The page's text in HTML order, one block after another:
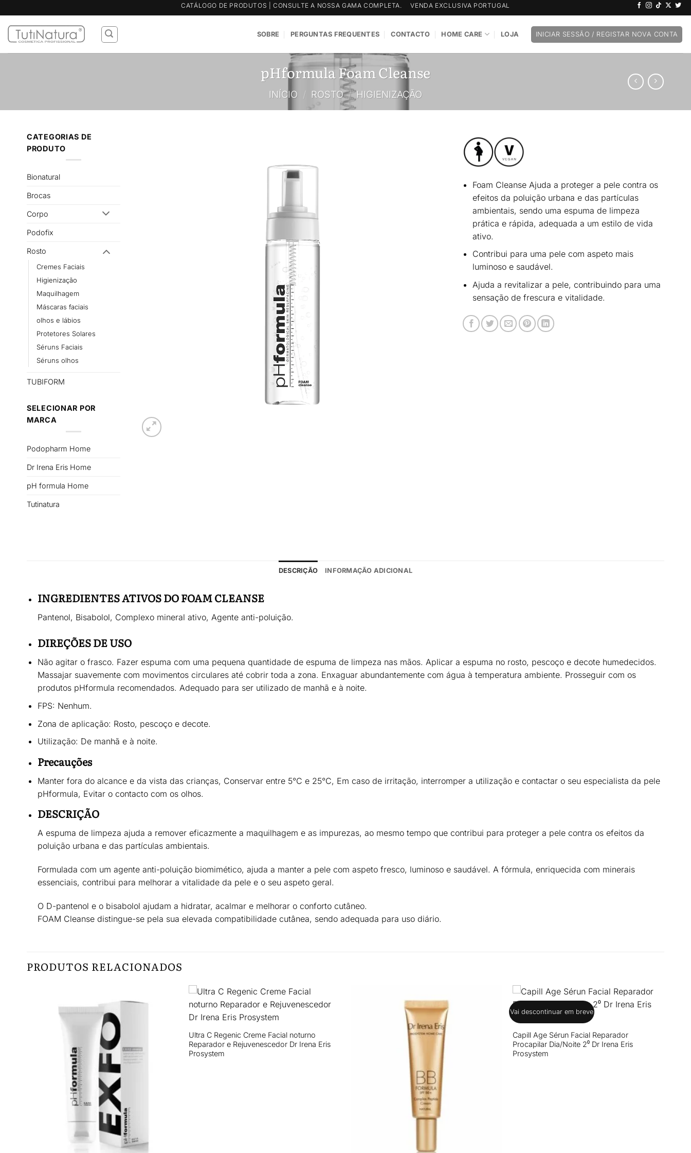
to
content
CATÁLOGO DE PRODUTOS | CONSULTE A NOSSA GAMA COMPLETA. VENDA EXCLUSIVA PORTUGAL
SOBRE PERGUNTAS FREQUENTES CONTACTO HOME CARE LOJA INICIAR SESSÃO / REGISTAR NOVA CONTA
pHformula Foam Cleanse
INÍCIO / ROSTO / HIGIENIZAÇÃO
CATEGORIAS DE
PRODUTO
Bionatural
Brocas
Corpo
Podofix
Rosto
Cremes Faciais
Higienização
Maquilhagem
Máscaras faciais
olhos e lábios
Protetores Solares
Séruns Faciais
Séruns olhos
TUBIFORM
SELECIONAR POR
MARCA
Podopharm Home
Dr Irena Eris Home
pH formula Home
Tutinatura
Foam Cleanse Ajuda a proteger a pele contra os
efeitos da poluição urbana e das partículas
ambientais, sendo uma espuma de limpeza
prática e rápida, adequada a um estilo de vida
ativo.
Contribui para uma pele comaspeto mais
luminoso e saudável.
Ajuda a revitalizar a pele, contribuindo para uma
sensação de frescura e vitalidade.
DESCRIÇÃO INFORMAÇÃO ADICIONAL
INGREDIENTES ATIVOS DO FOAM CLEANSE
Pantenol, Bisabolol, Complexo mineral ativo, Agente anti-poluição.
DIREÇÕES DE USO
Não agitar o frasco. Fazer espuma com uma pequena quantidade de espuma de limpeza nas mãos. Aplicar a espuma no rosto, pescoço e decote humedecidos.
Massajar suavemente com movimentos circulares até cobrir toda a zona. Enxaguar abundantemente com água à temperatura ambiente. Prosseguir com os
produtos pHformula recomendados. Adequado para ser utilizado de manhã e à noite.
FPS: Nenhum.
Zona de aplicação: Rosto, pescoço e decote.
Utilização: De manhã e à noite.
Precauções
Manter fora do alcance e da vista das crianças, Conservar entre 5°C e 25°C, Em caso de irritação, interromper a utilização e contactar o seu especialista da pele
pHformula, Evitar o contacto com os olhos.
DESCRIÇÃO
A espuma de limpeza ajuda a remover eficazmente a maquilhagem e as impurezas, ao mesmo tempo que contribui para proteger a pele contra os efeitos da
poluição urbana e das partículas ambientais.
Formulada com um agente anti-poluição biomimético, ajuda a manter a pele com aspeto fresco, luminoso e saudável. A fórmula, enriquecida com minerais
essenciais, contribui para melhorar a vitalidade da pele e o seu aspeto geral.
O D-pantenol e o bisabolol ajudam a hidratar, acalmar e melhorar o conforto cutâneo.
FOAM Cleanse distingue-se pela sua elevada compatibilidade cutânea, sendo adequada para uso diário.
PRODUTOS RELACIONADOS
+
Ultra C Regenic Creme Facial noturno
Reparador e Rejuvenescedor Dr Irena Eris
Prosystem
Vai descontinuar em breve
+
Capill Age Sérun Facial Reparador
Procapilar Dia/Noite 2⁰ Dr Irena Eris
Prosystem